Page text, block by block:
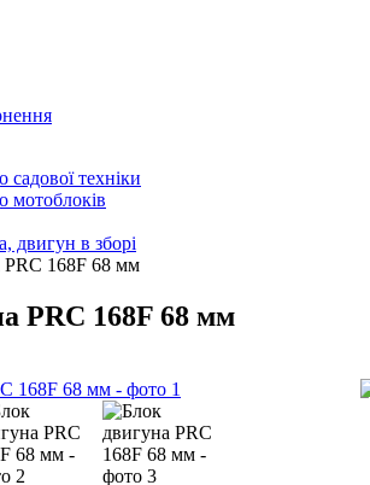
садової техніки
мотоблоків
двигун в зборі
PRC 168F 68 мм
PRC 168F 68 мм